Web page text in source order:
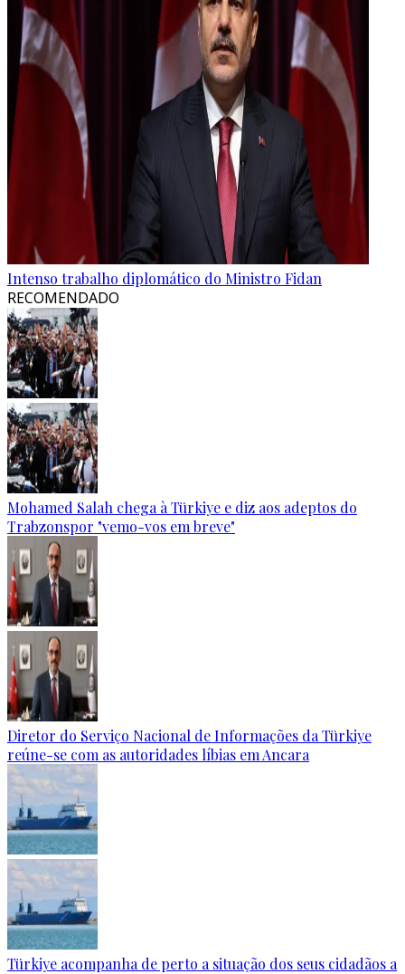
Intenso trabalho diplomático do Ministro Fidan
RECOMENDADO
Mohamed Salah chega à Türkiye e diz aos adeptos do
Trabzonspor "vemo-vos em breve"
Diretor do Serviço Nacional de Informações da Türkiye
reúne-se com as autoridades líbias em Ancara
Türkiye acompanha de perto a situação dos seus cidadãos a